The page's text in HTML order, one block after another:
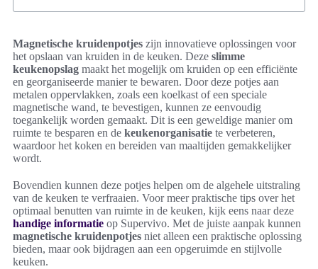
Magnetische kruidenpotjes zijn innovatieve oplossingen voor
het opslaan van kruiden in de keuken. Deze slimme
keukenopslag maakt het mogelijk om kruiden op een efficiënte
en georganiseerde manier te bewaren. Door deze potjes aan
metalen oppervlakken, zoals een koelkast of een speciale
magnetische wand, te bevestigen, kunnen ze eenvoudig
toegankelijk worden gemaakt. Dit is een geweldige manier om
ruimte te besparen en de keukenorganisatie te verbeteren,
waardoor het koken en bereiden van maaltijden gemakkelijker
wordt.
Bovendien kunnen deze potjes helpen om de algehele uitstraling
van de keuken te verfraaien. Voor meer praktische tips over het
optimaal benutten van ruimte in de keuken, kijk eens naar deze
handige informatie op Supervivo. Met de juiste aanpak kunnen
magnetische kruidenpotjes niet alleen een praktische oplossing
bieden, maar ook bijdragen aan een opgeruimde en stijlvolle
keuken.